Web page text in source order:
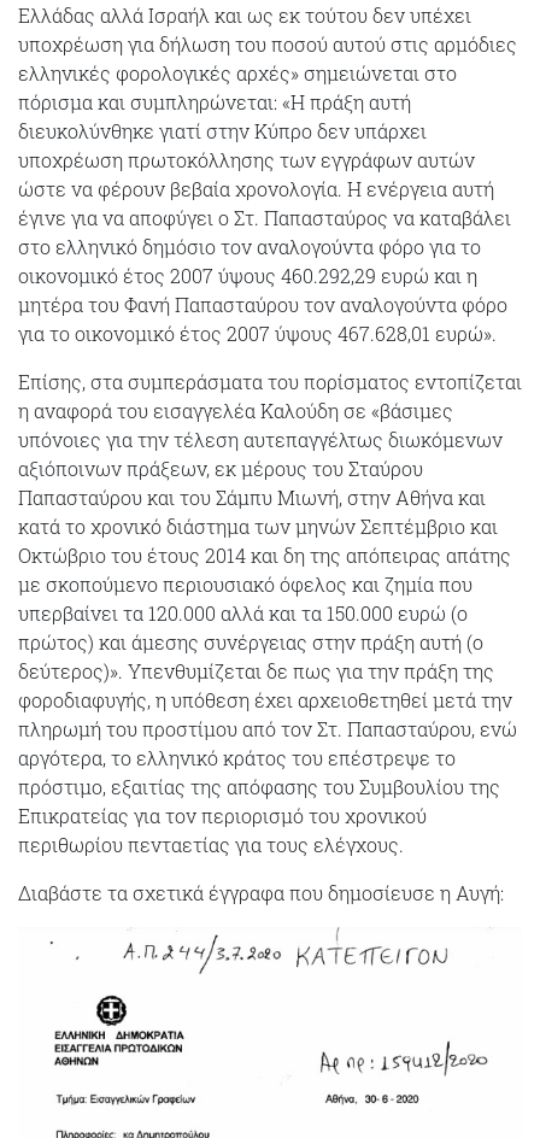
Ελλάδας αλλά Ισραήλ και ως εκ τούτου δεν υπέχει
υποχρέωση για δήλωση του ποσού αυτού στις αρμόδιες
ελληνικές φορολογικές αρχές» σημειώνεται στο
πόρισμα και συμπληρώνεται: «Η πράξη αυτή
διευκολύνθηκε γιατί στην Κύπρο δεν υπάρχει
υποχρέωση πρωτοκόλλησης των εγγράφων αυτών
ώστε να φέρουν βεβαία χρονολογία. Η ενέργεια αυτή
έγινε για να αποφύγει ο Στ. Παπασταύρος να καταβάλει
στο ελληνικό δημόσιο τον αναλογούντα φόρο για το
οικονομικό έτος 2007 ύψους 460.292,29 ευρώ και η
μητέρα του Φανή Παπασταύρου τον αναλογούντα φόρο
για το οικονομικό έτος 2007 ύψους 467.628,01 ευρώ».
Επίσης, στα συμπεράσματα του πορίσματος εντοπίζεται
η αναφορά του εισαγγελέα Καλούδη σε «βάσιμες
υπόνοιες για την τέλεση αυτεπαγγέλτως διωκόμενων
αξιόποινων πράξεων, εκ μέρους του Σταύρου
Παπασταύρου και του Σάμπυ Μιωνή, στην Αθήνα και
κατά το χρονικό διάστημα των μηνών Σεπτέμβριο και
Οκτώβριο του έτους 2014 και δη της απόπειρας απάτης
με σκοπούμενο περιουσιακό όφελος και ζημία που
υπερβαίνει τα 120.000 αλλά και τα 150.000 ευρώ (ο
πρώτος) και άμεσης συνέργειας στην πράξη αυτή (ο
δεύτερος)». Υπενθυμίζεται δε πως για την πράξη της
φοροδιαφυγής, η υπόθεση έχει αρχειοθετηθεί μετά την
πληρωμή του προστίμου από τον Στ. Παπασταύρου, ενώ
αργότερα, το ελληνικό κράτος του επέστρεψε το
πρόστιμο, εξαιτίας της απόφασης του Συμβουλίου της
Επικρατείας για τον περιορισμό του χρονικού
περιθωρίου πενταετίας για τους ελέγχους.
Διαβάστε τα σχετικά έγγραφα που δημοσίευσε η Αυγή: